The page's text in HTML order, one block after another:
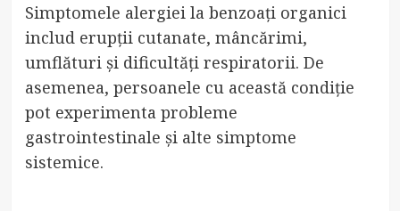
Simptomele alergiei la benzoați organici
includ erupții cutanate, mâncărimi,
umflături și dificultăți respiratorii. De
asemenea, persoanele cu această condiție
pot experimenta probleme
gastrointestinale și alte simptome
sistemice.